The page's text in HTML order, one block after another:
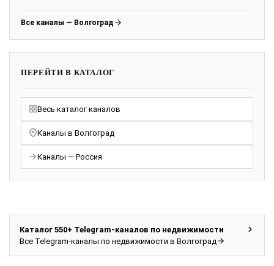
Все каналы — Волгоград
ПЕРЕЙТИ В КАТАЛОГ
Весь каталог каналов
Каналы в Волгоград
Каналы — Россия
Каталог 550+ Telegram-каналов по недвижимости
Все Telegram-каналы по недвижимости в Волгоград